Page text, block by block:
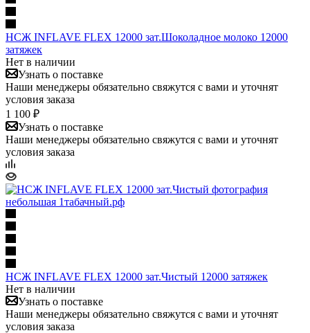
НСЖ INFLAVE FLEX 12000 зат.Шоколадное молоко 12000
затяжек
Нет в наличии
Узнать о поставке
Наши менеджеры обязательно свяжутся с вами и уточнят
условия заказа
1 100 ₽
Узнать о поставке
Наши менеджеры обязательно свяжутся с вами и уточнят
условия заказа
НСЖ INFLAVE FLEX 12000 зат.Чистый 12000 затяжек
Нет в наличии
Узнать о поставке
Наши менеджеры обязательно свяжутся с вами и уточнят
условия заказа